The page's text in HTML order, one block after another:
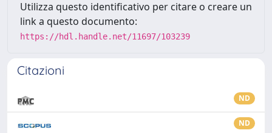
Utilizza questo identificativo per citare o creare un
link a questo documento:
https://hdl.handle.net/11697/103239
Citazioni
ND
ND